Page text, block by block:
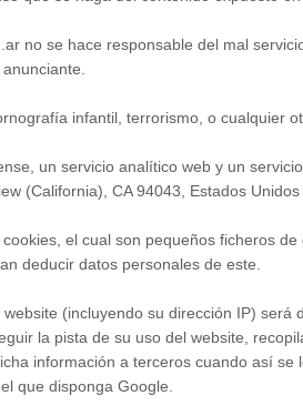
no se hace responsable del mal
infantil, terrorismo, o cualquier
un servicio analítico web y un
(California), CA 94043, Estados Unidos
el cual son pequeños ficheros
deducir datos personales de este.
(incluyendo su dirección IP)
la pista de su uso del website,
información a terceros cuando así
que disponga Google.